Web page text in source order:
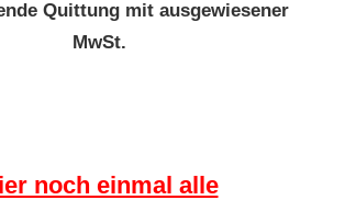
Quittung mit ausgewiesener
MwSt.
noch einmal alle